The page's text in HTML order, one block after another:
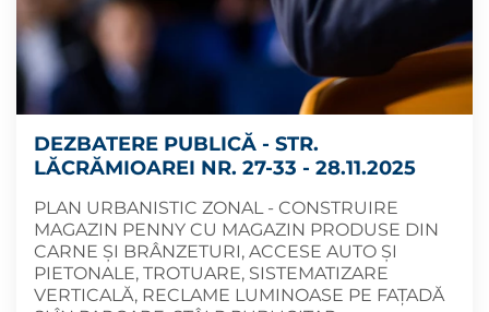
DEZBATERE PUBLICĂ - STR.
LĂCRĂMIOAREI NR. 27-33 - 28.11.2025
PLAN URBANISTIC ZONAL - CONSTRUIRE
MAGAZIN PENNY CU MAGAZIN PRODUSE DIN
CARNE ȘI BRÂNZETURI, ACCESE AUTO ȘI
PIETONALE, TROTUARE, SISTEMATIZARE
VERTICALĂ, RECLAME LUMINOASE PE FAȚADĂ